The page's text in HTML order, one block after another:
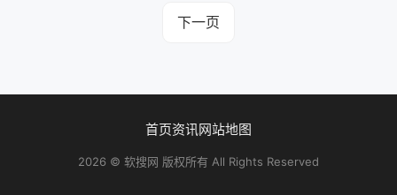
下一页
首页资讯网站地图
2026 © 软搜网 版权所有 All Rights Reserved